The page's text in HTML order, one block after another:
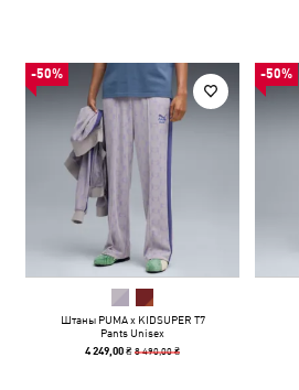
-50%
Штаны PUMA x KIDSUPER T7
Pants Unisex
4 249,00 ₴8 490,00 ₴
-50%